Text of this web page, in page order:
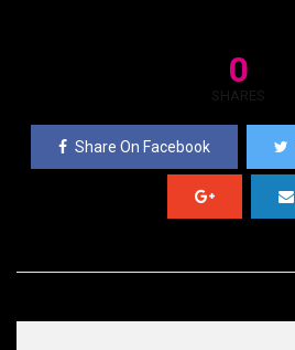
0
SHARES
Share On Facebook